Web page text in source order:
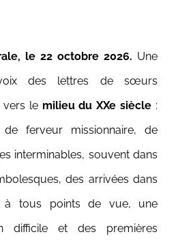
le 22 octobre 2026. Une
des lettres de sœurs
vers le milieu du XXe siècle :
ferveur missionnaire, de
interminables, souvent dans
des arrivées dans
à tous points de vue, une
difficile et des premières